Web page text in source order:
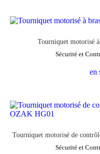
Tourniquet motorisé
Sécurité et
en
Tourniquet motorisé de
Sécurité et